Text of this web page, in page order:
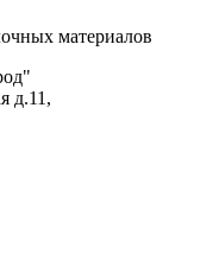
материалов
д.11,